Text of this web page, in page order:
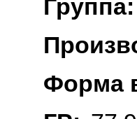
Группа:
Форма